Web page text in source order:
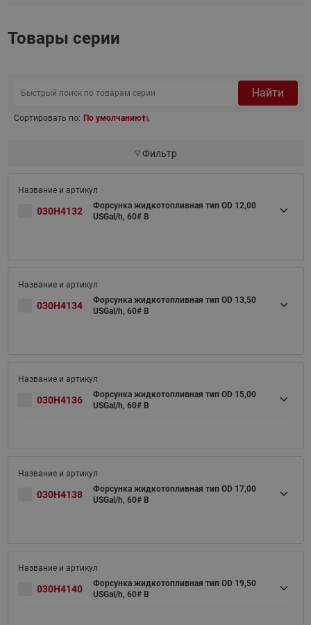
Товары серии
Найти
Сортировать по: По умолчанию
Фильтр
030H4132
Форсунка жидкотопливная тип OD 12,00
USGal/h, 60# B
030H4134
Форсунка жидкотопливная тип OD 13,50
USGal/h, 60# B
030H4136
Форсунка жидкотопливная тип OD 15,00
USGal/h, 60# B
030H4138
Форсунка жидкотопливная тип OD 17,00
USGal/h, 60# B
030H4140
Форсунка жидкотопливная тип OD 19,50
USGal/h, 60# B